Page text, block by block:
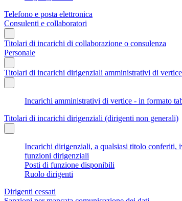
Telefono e posta elettronica
Consulenti e collaboratori
Titolari di incarichi di collaborazione o consulenza
Personale
Titolari di incarichi dirigenziali amministrativi di vertice
Incarichi amministrativi di vertice - in formato
Titolari di incarichi dirigenziali (dirigenti non generali)
Incarichi dirigenziali, a qualsiasi titolo conferiti,
funzioni dirigenziali
Posti di funzione disponibili
Ruolo dirigenti
Dirigenti cessati